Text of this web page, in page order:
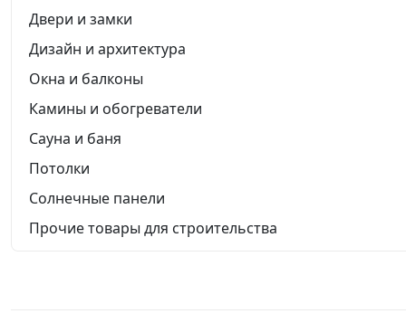
Двери и замки
Дизайн и архитектура
Окна и балконы
Камины и обогреватели
Сауна и баня
Потолки
Солнечные панели
Прочие товары для строительства